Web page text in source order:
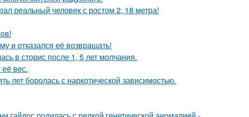
реальный человек с ростом 2, 18 метра!
и отказался её возвращать!
в сторис после 1, 5 лет молчания.
вес.
лет боролась с наркотической зависимостью.